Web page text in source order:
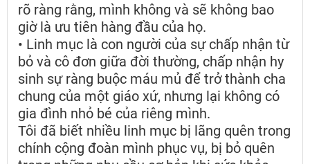
rõ ràng rằng, mình không và sẽ không bao
giờ là ưu tiên hàng đầu của họ.
• Linh mục là con người của sự chấp nhận từ
bỏ và cô đơn giữa đời thường, chấp nhận hy
sinh sự ràng buộc máu mủ để trở thành cha
chung của một giáo xứ, nhưng lại không có
gia đình nhỏ bé của riêng mình.
Tôi đã biết nhiều linh mục bị lãng quên trong
chính cộng đoàn mình phục vụ, bị bỏ quên